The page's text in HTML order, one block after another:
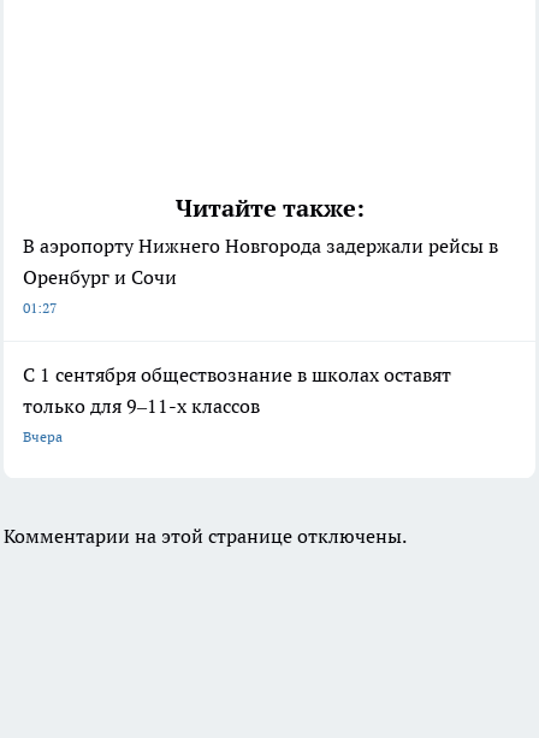
Читайте также:
В аэропорту Нижнего Новгорода задержали рейсы в
Оренбург и Сочи
01:27
С 1 сентября обществознание в школах оставят
только для 9–11-х классов
Вчера
Комментарии на этой странице отключены.